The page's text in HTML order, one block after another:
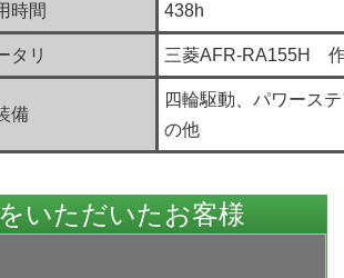
時間 438h
タリ 三菱AFR-RA155H
備
四輪駆動、パワース
の他
いただいたお客様